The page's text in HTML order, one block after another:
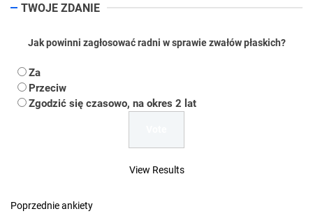
TWOJE ZDANIE
Jak powinni zagłosować radni w sprawie zwałów płaskich?
Za
Przeciw
Zgodzić się czasowo, na okres 2 lat
View Results
Poprzednie ankiety